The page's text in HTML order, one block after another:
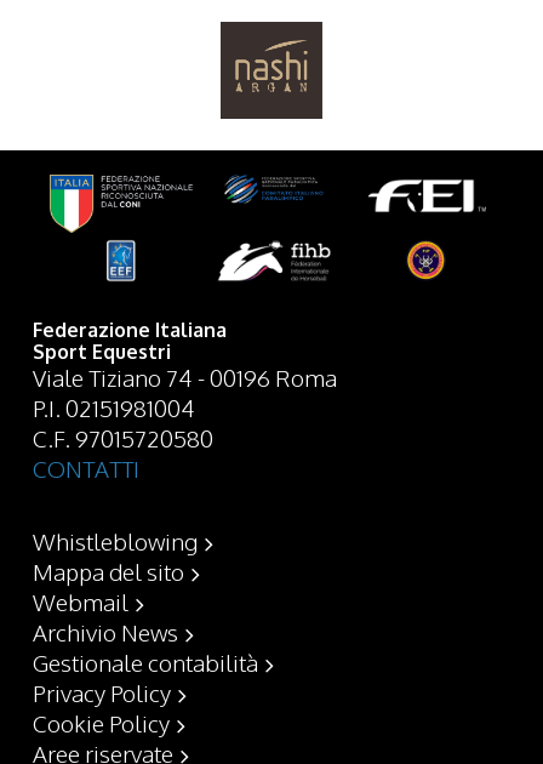
Federazione Italiana
Sport Equestri
Viale Tiziano 74 - 00196 Roma
P.I. 02151981004
C.F. 97015720580
CONTATTI
Whistleblowing
Mappa del sito
Webmail
Archivio News
Gestionale contabilità
Privacy Policy
Cookie Policy
Aree riservate